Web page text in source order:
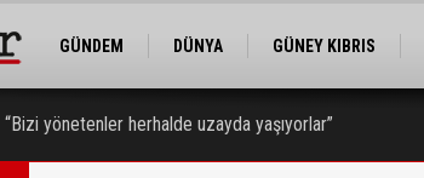
GÜNDEM DÜNYA GÜNEY KIBRIS
“Bizi yönetenler herhalde uzayda yaşıyorlar”